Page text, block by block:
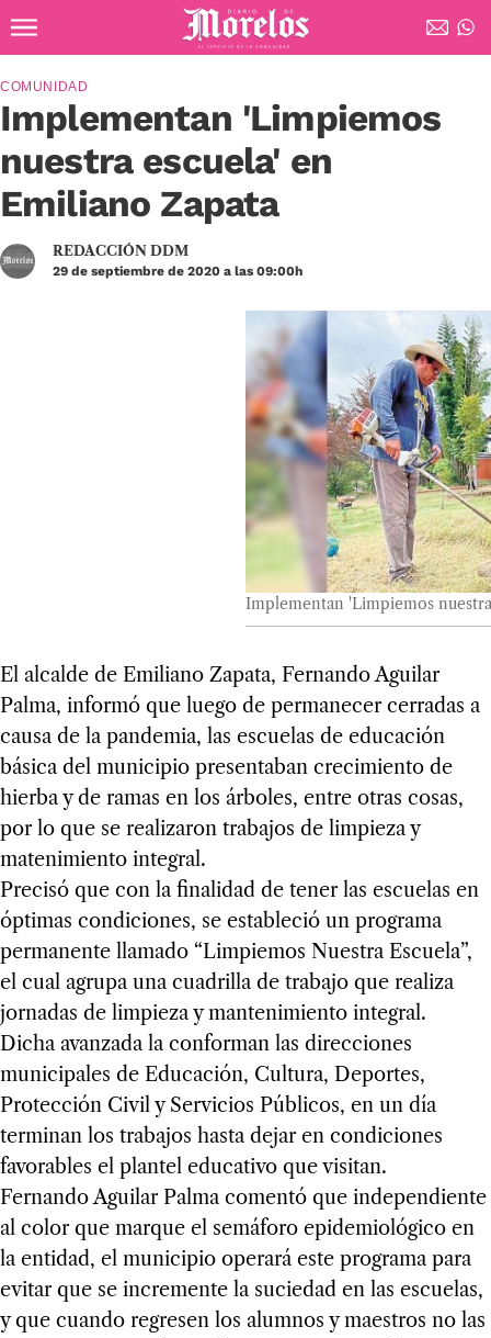
Diario de Morelos
Implementan 'Limpiemos
nuestra escuela' en
Emiliano Zapata
COMUNIDAD
REDACCIÓN DDM
29 de septiembre de 2020 a las 09:00h
Implementan 'Limpiemos
El alcalde de Emiliano Zapata, Fernando Aguilar
Palma, informó que luego de permanecer cerradas a
causa de la pandemia, las escuelas de educación
básica del municipio presentaban crecimiento de
hierba y de ramas en los árboles, entre otras cosas,
por lo que se realizaron trabajos de limpieza y
matenimiento integral.
Precisó que con la finalidad de tener las escuelas en
óptimas condiciones, se estableció un programa
permanente llamado “Limpiemos Nuestra Escuela”,
el cual agrupa una cuadrilla de trabajo que realiza
jornadas de limpieza y mantenimiento integral.
Dicha avanzada la conforman las direcciones
municipales de Educación, Cultura, Deportes,
Protección Civil y Servicios Públicos, en un día
terminan los trabajos hasta dejar en condiciones
favorables el plantel educativo que visitan.
Fernando Aguilar Palma comentó que independiente
al color que marque el semáforo epidemiológico en
la entidad, el municipio operará este programa para
evitar que se incremente la suciedad en las escuelas,
y que cuando regresen los alumnos y maestros no las